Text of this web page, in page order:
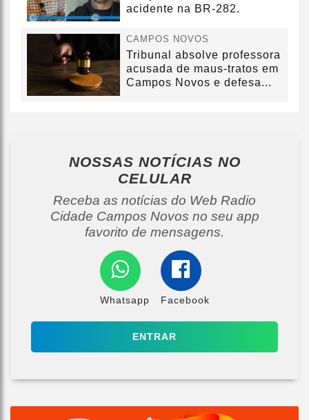
acidente na BR-282.
CAMPOS NOVOS
Tribunal absolve professora
acusada de maus-tratos em
Campos Novos e defesa...
NOSSAS NOTÍCIAS NO
CELULAR
Receba as notícias do Web Radio
Cidade Campos Novos no seu app
favorito de mensagens.
Whatsapp Facebook
ENTRAR